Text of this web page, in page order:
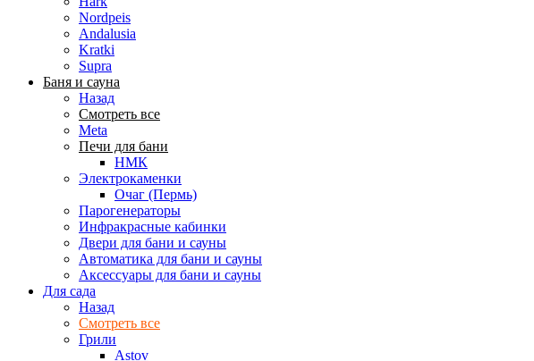
Nordpeis
Andalusia
Kratki
Supra
Баня и сауна
Назад
Смотреть все
Meta
Печи для бани
НМК
Электрокаменки
Очаг (Пермь)
Парогенераторы
Инфракрасные кабинки
Двери для бани и сауны
Автоматика для бани и сауны
Аксессуары для бани и сауны
Для сада
Назад
Смотреть все
Грили
Astov